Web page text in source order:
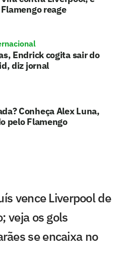
reage
Endrick cogita sair do
diz jornal
Conheça Alex Luna,
pelo Flamengo
vence Liverpool de
veja os gols
se encaixa no